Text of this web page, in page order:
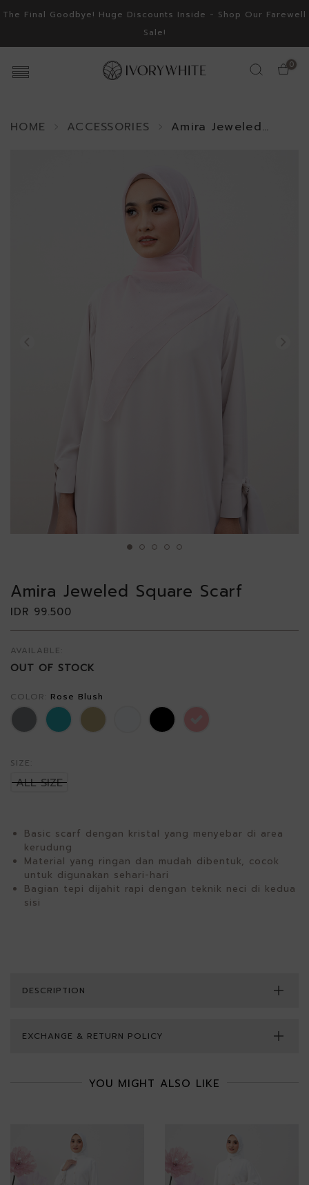
The Final Goodbye! Huge Discounts Inside - Shop Our Farewell
Sale!
0
HOME ACCESSORIES
Amira Jeweled
Amira Jeweled Square Scarf
IDR 99.500
AVAILABLE:
OUT OF STOCK
COLOR: Rose Blush
SIZE:
ALL SIZE
Basic scarf dengan kristal yang menyebar di area
kerudung
Material yang ringan dan mudah dibentuk, cocok
untuk digunakan sehari-hari
Bagian tepi dijahit rapi dengan teknik neci di kedua
sisi
DESCRIPTION
EXCHANGE & RETURN POLICY
YOU MIGHT ALSO LIKE